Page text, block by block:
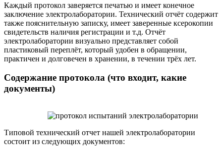
Каждый протокол заверяется печатью и имеет конечное
заключение электролаборатории. Технический отчёт содержит
также пояснительную записку, имеет заверенные ксерокопии
свидетельств наличия регистрации и т.д. Отчёт
электролаборатории визуально представляет собой
пластиковый переплёт, который удобен в обращении,
практичен и долговечен в хранении, в течении трёх лет.
Содержание протокола (что входит, какие
документы)
Типовой технический отчет нашей электролаборатории
состоит из следующих документов: